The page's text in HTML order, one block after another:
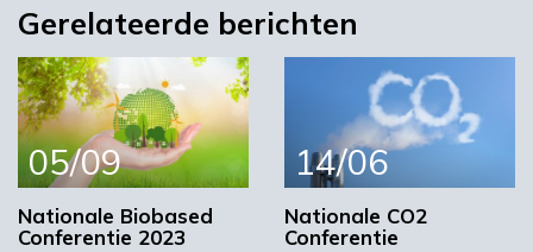
je in!
Beeld: jannoon028/Shutterstock
Meer informatie en programma Inschrijven
Locatie
Gerelateerde berichten
05/09
Nationale Biobased
Conferentie 2023
14/06
Nationale CO2
Conferentie